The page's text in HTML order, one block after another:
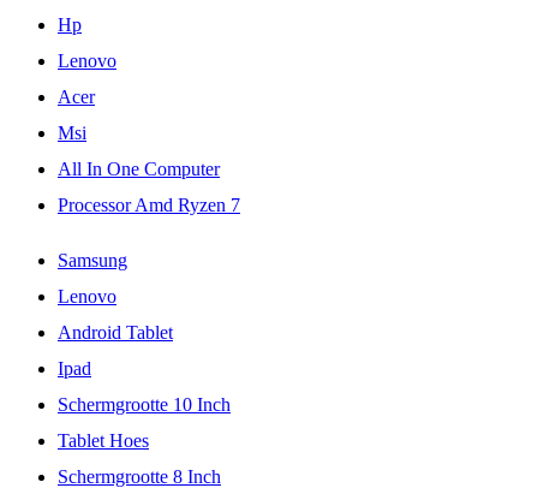
Hp
Lenovo
Acer
Msi
All In One Computer
Processor Amd Ryzen 7
Samsung
Lenovo
Android Tablet
Ipad
Schermgrootte 10 Inch
Tablet Hoes
Schermgrootte 8 Inch